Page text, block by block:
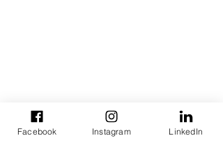
Facebook Instagram LinkedIn